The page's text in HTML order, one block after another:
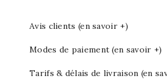
Avis clients (en savoir +)
Modes de paiement (en savoir +)
Tarifs & délais de livraison (en